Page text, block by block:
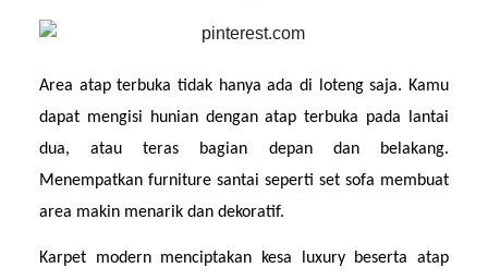
Area atap terbuka tidak hanya ada di loteng saja. Kamu
dapat mengisi hunian dengan atap terbuka pada lantai
dua, atau teras bagian depan dan belakang.
Menempatkan furniture santai seperti set sofa membuat
area makin menarik dan dekoratif.
Karpet modern menciptakan kesa luxury beserta atap